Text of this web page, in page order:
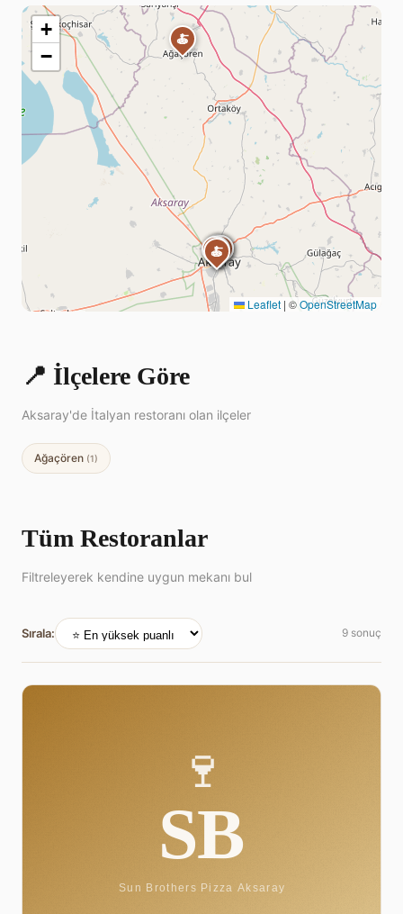
🍝
🍝
🍝
🍝
🍝
🍝
🍝
🍝
🍝
+
−
Leaflet | ©OpenStreetMap
📍 İlçelere Göre
Aksaray'de İtalyan restoranı olan ilçeler
Ağaçören (1)
Tüm Restoranlar
Filtreleyerek kendine uygun mekanı bul
Sırala: 9 sonuç